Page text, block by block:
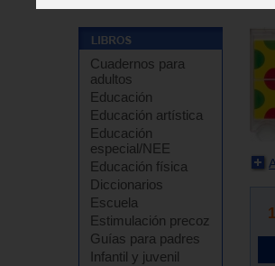
Cuadernos para
adultos
Educación
Educación artística
Educación
especial/NEE
Educación física
Diccionarios
Escuela
Estimulación precoz
Guías para padres
Infantil y juvenil